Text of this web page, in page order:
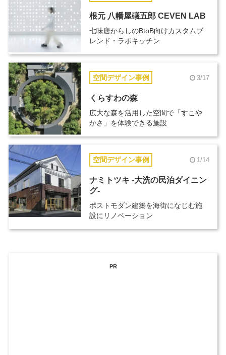
根元 八幡屋礒五郎 CEVEN LAB
七味唐からしのBtoB向けカスタムブ
レンド・ラボキッチン
空間デザイン事例 3/17
くらすわの森
広大な森を活用した空間で「すこや
かさ」を体験できる施設
空間デザイン事例 1/14
ナミトツキ -大洗の民泊ダイニン
グ-
ポストモダン建築を海街になじむ施
設にリノベーション
PR